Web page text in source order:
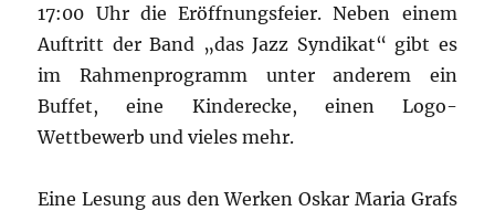
17:00 Uhr die Eröffnungsfeier. Neben einem
Auftritt der Band „das Jazz Syndikat“ gibt es
im Rahmenprogramm unter anderem ein
Buffet, eine Kinderecke, einen Logo-
Wettbewerb und vieles mehr.
Eine Lesung aus den Werken Oskar Maria Grafs